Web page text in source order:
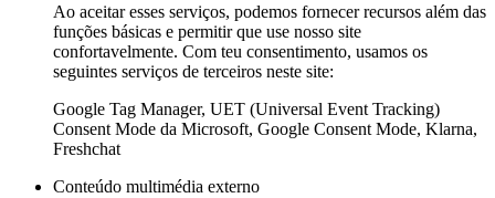
Ao aceitar esses serviços, podemos fornecer recursos além das
funções básicas e permitir que use nosso site
confortavelmente. Com teu consentimento, usamos os
seguintes serviços de terceiros neste site:
Google Tag Manager, UET (Universal Event Tracking)
Consent Mode da Microsoft, Google Consent Mode, Klarna,
Freshchat
Conteúdo multimédia externo